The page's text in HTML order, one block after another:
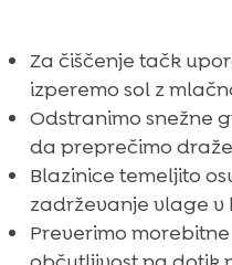
Za čiščenje tačk
izperemo sol z
Odstranimo snežne
da preprečimo
Blazinice temeljito
zadrževanje vlage v
Preverimo